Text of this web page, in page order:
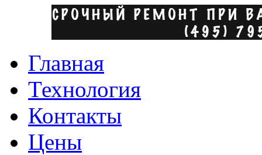
Главная
Технология
Контакты
Цены